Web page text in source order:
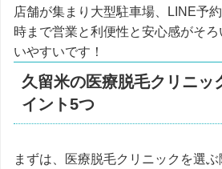
店舗が集まり大型駐車場、LINE予
時まで営業と利便性と安心感がそ
いやすいです！
久留米の医療脱毛クリニッ
イント5つ
まずは、医療脱毛クリニックを選